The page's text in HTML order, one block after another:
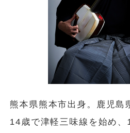
熊本県熊本市出身。鹿児島
14歳で津軽三味線を始め